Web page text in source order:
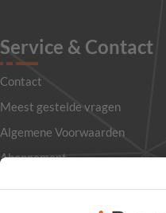
Service & Contact
Contact
Meest gestelde vragen
Algemene Voorwaarden
Abonnement